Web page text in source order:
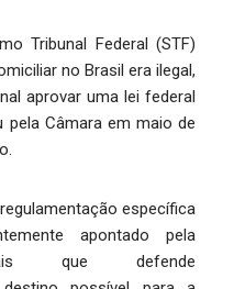
Tribunal Federal (STF)
no Brasil era ilegal,
aprovar uma lei federal
Câmara em maio de
específica
apontado pela
que defende